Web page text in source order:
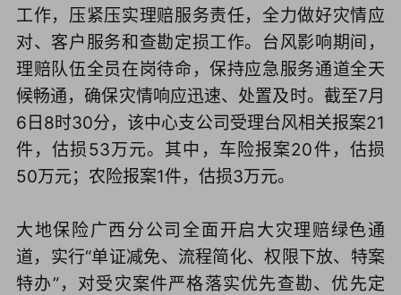
工作，压紧压实理赔服务责任，全力做好灾情应
对、客户服务和查勘定损工作。台风影响期间，
理赔队伍全员在岗待命，保持应急服务通道全天
候畅通，确保灾情响应迅速、处置及时。截至7月
6日8时30分，该中心支公司受理台风相关报案21
件，估损53万元。其中，车险报案20件，估损
50万元；农险报案1件，估损3万元。
大地保险广西分公司全面开启大灾理赔绿色通
道，实行“单证减免、流程简化、权限下放、特案
特办”，对受灾案件严格落实优先查勘、优先定